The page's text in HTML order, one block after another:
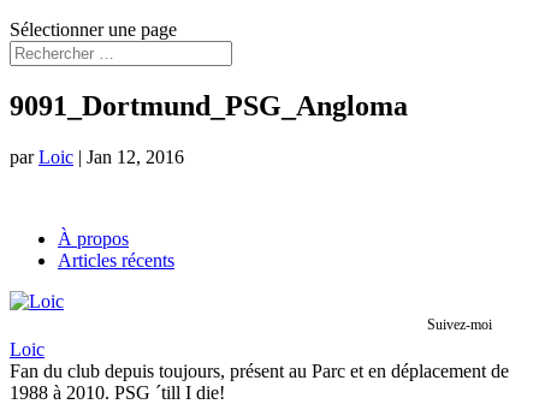
Sélectionner une page
9091_Dortmund_PSG_Angloma
parLoic | Jan 12, 2016
À propos
Articles récents
Suivez-moi
Loic
Fan du club depuis toujours, présent au Parc et en déplacement de
1988 à 2010. PSG ´till I die!